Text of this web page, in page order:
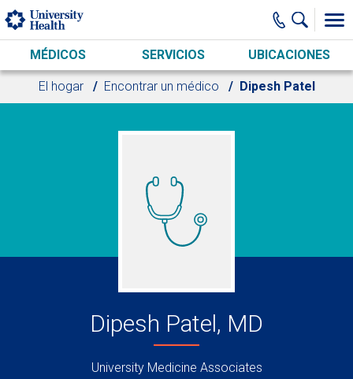
Skip to main content
MÉDICOS SERVICIOS UBICACIONES
El hogar Encontrar un médico Dipesh Patel
Dipesh Patel, MD
University Medicine Associates